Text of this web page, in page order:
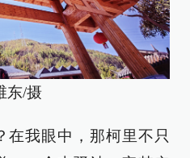
东/摄
在我眼中，那柯里不只